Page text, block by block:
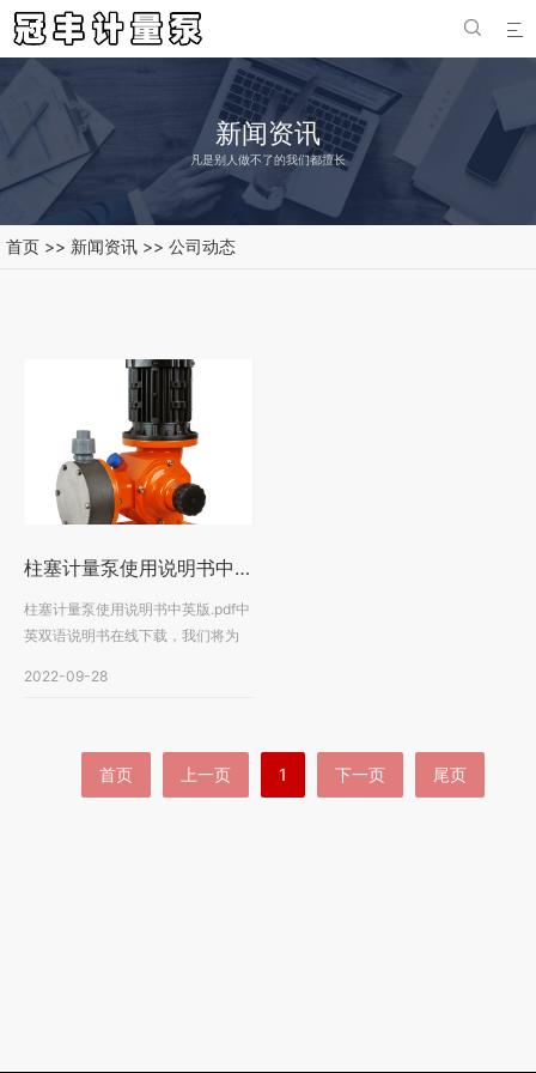


新闻资讯
凡是别人做不了的我们都擅长
首页 >> 新闻资讯 >> 公司动态
柱塞计量泵使用说明书中英双语版下载
柱塞计量泵使用说明书中英版.pdf中
英双语说明书在线下载，我们将为
2022-09-28
首页 上一页 1 下一页 尾页